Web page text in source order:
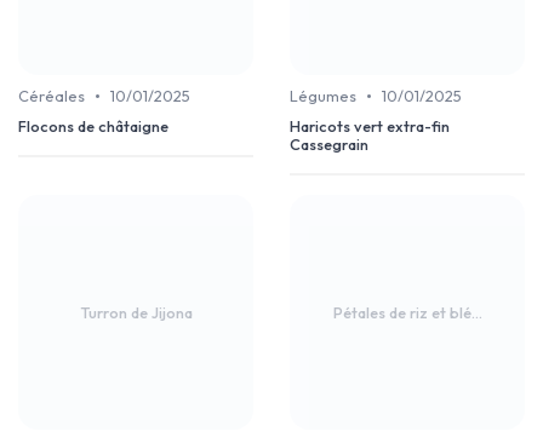
Céréales • 10/01/2025
Flocons de châtaigne
Légumes • 10/01/2025
Haricots vert extra-fin
Cassegrain
Turron de Jijona Pétales de riz et blé...